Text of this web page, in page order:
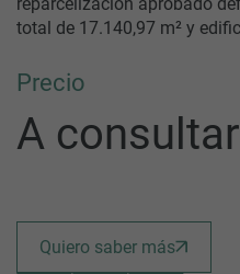
total de 17.140,97 m² y
Precio
A consultar
Quiero saber más